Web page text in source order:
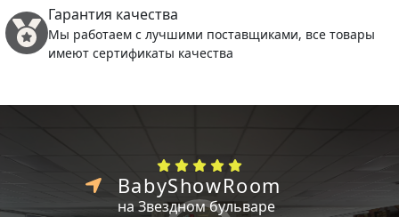
Гарантия качества
Мы работаем с лучшими поставщиками, все товары
имеют сертификаты качества
BabyShowRoom
на Звездном бульваре